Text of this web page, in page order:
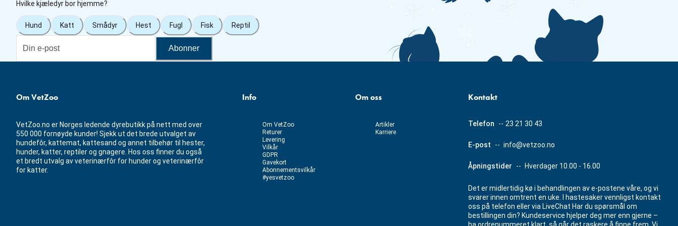
Hvilke kjæledyr bor hjemme?
Hund Katt Smådyr Hest Fugl Fisk Reptil
Abonner
Om VetZoo
VetZoo.no er Norges ledende dyrebutikk på nett med over
550 000 fornøyde kunder! Sjekk ut det brede utvalget av
hundefôr, kattemat, kattesand og annet tilbehør til hester,
hunder, katter, reptiler og gnagere. Hos oss finner du også
et bredt utvalg av veterinærfôr for hunder og veterinærfôr
for katter.
Info
Om VetZoo
Returer
Levering
Vilkår
GDPR
Gavekort
Abonnementsvilkår
#yesvetzoo
Om oss
Artikler
Karriere
Kontakt
Telefon -- 23 21 30 43
E-post -- info@vetzoo.no
Åpningstider -- Hverdager 10.00 - 16.00
Det er midlertidig kø i behandlingen av e-postene våre, og vi
svarer innen omtrent en uke. I hastesaker vennligst kontakt
oss på telefon eller via LiveChat Har du spørsmål om
bestillingen din? Kundeservice hjelper deg mer enn gjerne –